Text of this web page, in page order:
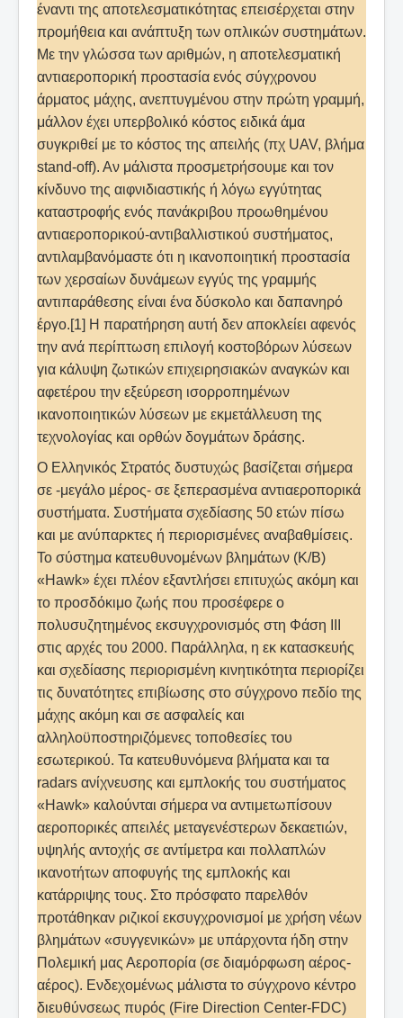
έναντι της αποτελεσματικότητας επεισέρχεται στην
προμήθεια και ανάπτυξη των οπλικών συστημάτων.
Με την γλώσσα των αριθμών, η αποτελεσματική
αντιαεροπορική προστασία ενός σύγχρονου
άρματος μάχης, ανεπτυγμένου στην πρώτη γραμμή,
μάλλον έχει υπερβολικό κόστος ειδικά άμα
συγκριθεί με το κόστος της απειλής (πχ UAV, βλήμα
stand-off). Αν μάλιστα προσμετρήσουμε και τον
κίνδυνο της αιφνιδιαστικής ή λόγω εγγύτητας
καταστροφής ενός πανάκριβου προωθημένου
αντιαεροπορικού-αντιβαλλιστικού συστήματος,
αντιλαμβανόμαστε ότι η ικανοποιητική προστασία
των χερσαίων δυνάμεων εγγύς της γραμμής
αντιπαράθεσης είναι ένα δύσκολο και δαπανηρό
έργο.[1] Η παρατήρηση αυτή δεν αποκλείει αφενός
την ανά περίπτωση επιλογή κοστοβόρων λύσεων
για κάλυψη ζωτικών επιχειρησιακών αναγκών και
αφετέρου την εξεύρεση ισορροπημένων
ικανοποιητικών λύσεων με εκμετάλλευση της
τεχνολογίας και ορθών δογμάτων δράσης.
Ο Ελληνικός Στρατός δυστυχώς βασίζεται σήμερα
σε -μεγάλο μέρος- σε ξεπερασμένα αντιαεροπορικά
συστήματα. Συστήματα σχεδίασης 50 ετών πίσω
και με ανύπαρκτες ή περιορισμένες αναβαθμίσεις.
Το σύστημα κατευθυνομένων βλημάτων (Κ/Β)
«Hawk» έχει πλέον εξαντλήσει επιτυχώς ακόμη και
το προσδόκιμο ζωής που προσέφερε ο
πολυσυζητημένος εκσυγχρονισμός στη Φάση ΙΙΙ
στις αρχές του 2000. Παράλληλα, η εκ κατασκευής
και σχεδίασης περιορισμένη κινητικότητα περιορίζει
τις δυνατότητες επιβίωσης στο σύγχρονο πεδίο της
μάχης ακόμη και σε ασφαλείς και
αλληλοϋποστηριζόμενες τοποθεσίες του
εσωτερικού. Τα κατευθυνόμενα βλήματα και τα
radars ανίχνευσης και εμπλοκής του συστήματος
«Hawk» καλούνται σήμερα να αντιμετωπίσουν
αεροπορικές απειλές μεταγενέστερων δεκαετιών,
υψηλής αντοχής σε αντίμετρα και πολλαπλών
ικανοτήτων αποφυγής της εμπλοκής και
κατάρριψης τους. Στο πρόσφατο παρελθόν
προτάθηκαν ριζικοί εκσυγχρονισμοί με χρήση νέων
βλημάτων «συγγενικών» με υπάρχοντα ήδη στην
Πολεμική μας Αεροπορία (σε διαμόρφωση αέρος-
αέρος). Ενδεχομένως μάλιστα το σύγχρονο κέντρο
διευθύνσεως πυρός (Fire Direction Center-FDC)